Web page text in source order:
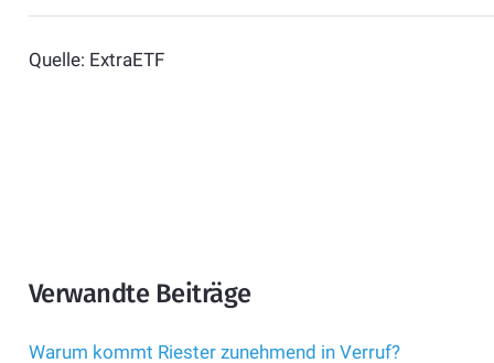
Quelle: ExtraETF
Verwandte Beiträge
Warum kommt Riester zunehmend in Verruf?